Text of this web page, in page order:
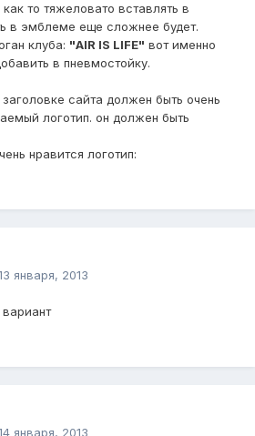
то тяжеловато вставлять в
в эмблеме еще сложнее будет.
клуба: "AIR IS LIFE" вот именно
в пневмостойку.
сайта должен быть очень
логотип. он должен быть
нравится логотип:
января, 2013
января, 2013